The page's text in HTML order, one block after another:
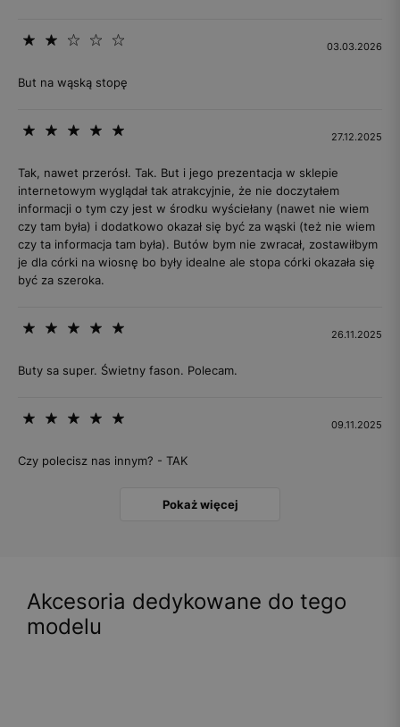
03.03.2026
But na wąską stopę
27.12.2025
Tak, nawet przerósł. Tak. But i jego prezentacja w sklepie
internetowym wyglądał tak atrakcyjnie, że nie doczytałem
informacji o tym czy jest w środku wyściełany (nawet nie wiem
czy tam była) i dodatkowo okazał się być za wąski (też nie wiem
czy ta informacja tam była). Butów bym nie zwracał, zostawiłbym
je dla córki na wiosnę bo były idealne ale stopa córki okazała się
być za szeroka.
26.11.2025
Buty sa super. Świetny fason. Polecam.
09.11.2025
Czy polecisz nas innym? - TAK
Pokaż więcej
Akcesoria dedykowane do tego
modelu